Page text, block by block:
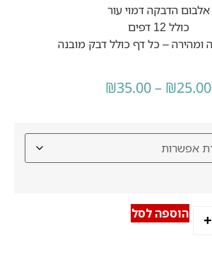
אלבום הדבקה דמוי עור
כולל 12 דפים
ומהירה – כל דף כולל דבק מובנה
₪25.00
–
₪35.00
+ הוספה לסל